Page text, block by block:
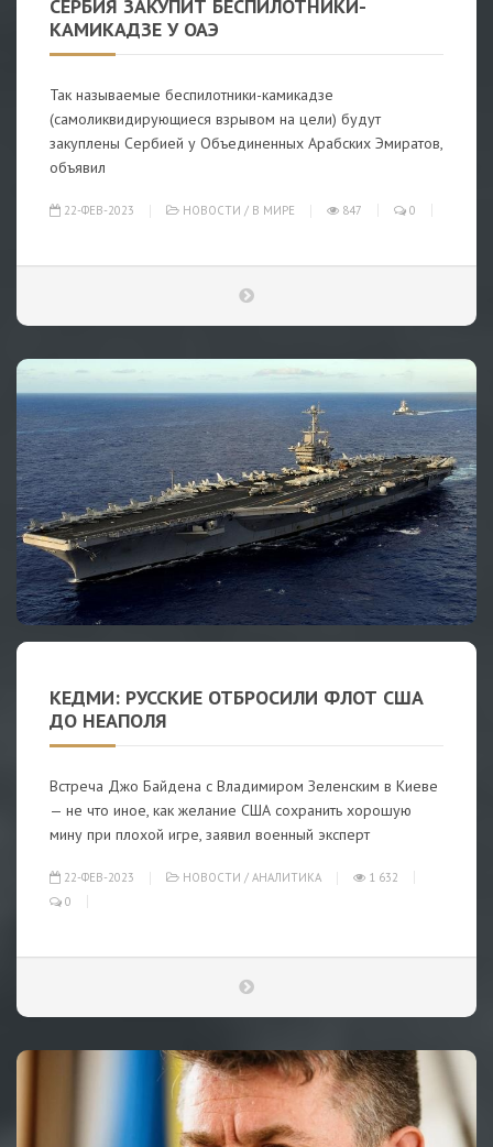
СЕРБИЯ ЗАКУПИТ БЕСПИЛОТНИКИ-
КАМИКАДЗЕ У ОАЭ
Так называемые беспилотники-камикадзе
(самоликвидирующиеся взрывом на цели) будут
закуплены Сербией у Объединенных Арабских Эмиратов,
объявил
22-ФЕВ-2023 НОВОСТИ / В МИРЕ 847 0
КЕДМИ: РУССКИЕ ОТБРОСИЛИ ФЛОТ США
ДО НЕАПОЛЯ
Встреча Джо Байдена с Владимиром Зеленским в Киеве
— не что иное, как желание США сохранить хорошую
мину при плохой игре, заявил военный эксперт
22-ФЕВ-2023 НОВОСТИ / АНАЛИТИКА
1 632
0